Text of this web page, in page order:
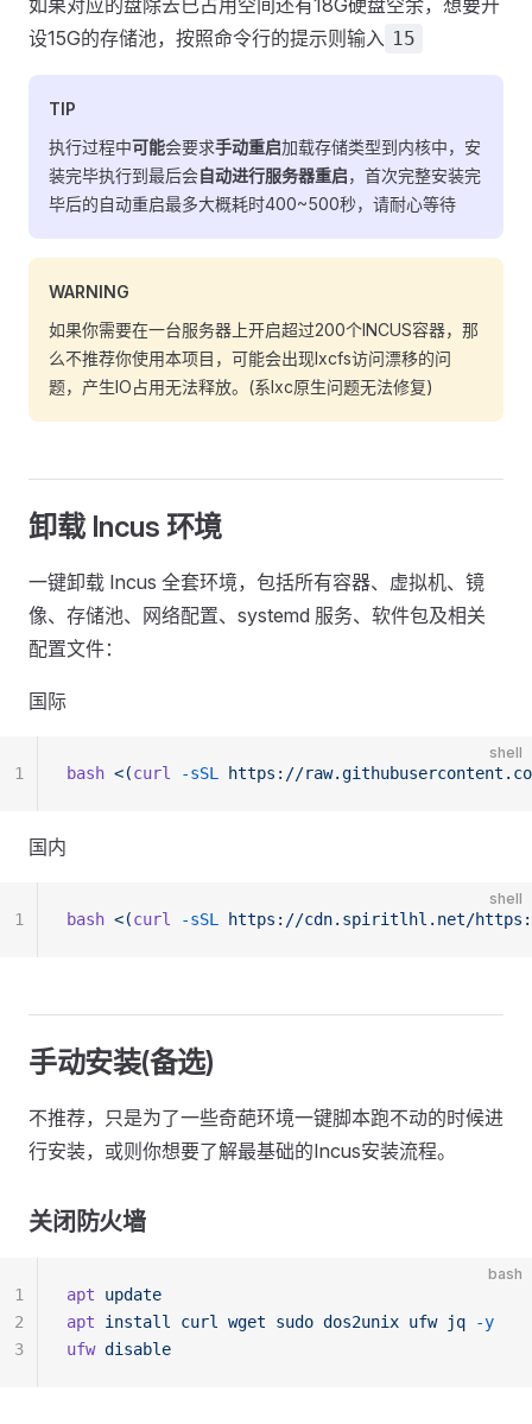
如果对应的盘除去已占用空间还有18G硬盘空余，想要开
设15G的存储池，按照命令行的提示则输入 15
TIP
执行过程中可能会要求手动重启加载存储类型到内核中，安
装完毕执行到最后会自动进行服务器重启，首次完整安装完
毕后的自动重启最多大概耗时400~500秒，请耐心等待
WARNING
如果你需要在一台服务器上开启超过200个INCUS容器，那
么不推荐你使用本项目，可能会出现lxcfs访问漂移的问
题，产生IO占用无法释放。(系lxc原生问题无法修复)
卸载 Incus 环境
一键卸载 Incus 全套环境，包括所有容器、虚拟机、镜
像、存储池、网络配置、systemd 服务、软件包及相关
配置文件：
国际
shell
bash <(curl -sSL https://
1
国内
shell
bash <(curl -sSL https://cdn.spiritlhl.net/https://
1
手动安装(备选)
不推荐，只是为了一些奇葩环境一键脚本跑不动的时候进
行安装，或则你想要了解最基础的Incus安装流程。
关闭防火墙
bash
apt update
apt install curl wget sudo dos2unix ufw jq -y
ufw disable
1
2
3